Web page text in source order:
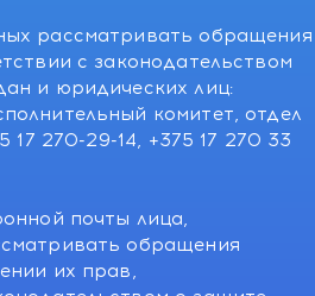
рассматривать обращения
с законодательством
и юридических лиц:
комитет, отдел
17 270-29-14, +375 17 270 33
почты лица,
обращения
их прав,